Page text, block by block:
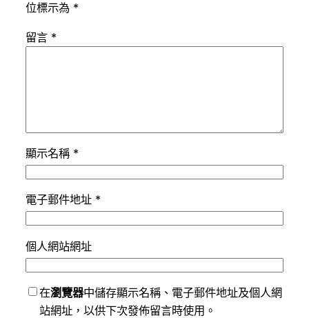
位標示為 *
留言 *
顯示名稱 *
電子郵件地址 *
個人網站網址
在瀏覽器中儲存顯示名稱、電子郵件地址及個人網
站網址，以供下次發佈留言時使用。